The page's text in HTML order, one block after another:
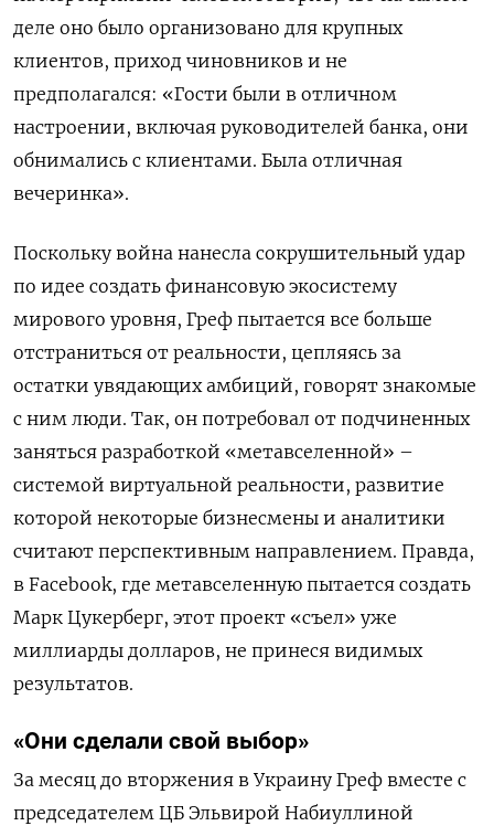
деле оно было организовано для крупных
клиентов, приход чиновников и не
предполагался: «Гости были в отличном
настроении, включая руководителей банка, они
обнимались с клиентами. Была отличная
вечеринка».
Поскольку война нанесла сокрушительный удар
по идее создать финансовую экосистему
мирового уровня, Греф пытается все больше
отстраниться от реальности, цепляясь за
остатки увядающих амбиций, говорят знакомые
с ним люди. Так, он потребовал от подчиненных
заняться разработкой «метавселенной» –
системой виртуальной реальности, развитие
которой некоторые бизнесмены и аналитики
считают перспективным направлением. Правда,
в Facebook, где метавселенную пытается создать
Марк Цукерберг, этот проект «съел» уже
миллиарды долларов, не принеся видимых
результатов.
«Они сделали свой выбор»
За месяц до вторжения в Украину Греф вместе с
председателем ЦБ Эльвирой Набиуллиной